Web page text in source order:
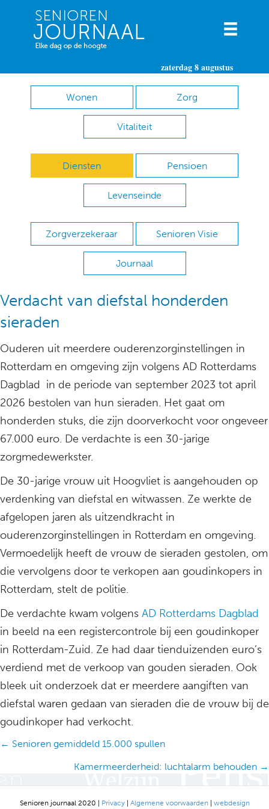
zaterdag 8 augustus
Wonen Zorg
Vitaliteit
Diensten Pensioen
Levenseinde
Zorgverzekeraar Senioren Visie
Journaal
Verdacht van diefstal honderden
sieraden
Ouderen uit meerdere ouderenzorginstellingen in
Rotterdam en omgeving zijn volgens AD Rotterdams
Dagblad in de periode van september 2023 tot april
2026 bestolen van hun sieraden. Het gaat om
honderden stuks, die zijn doorverkocht voor ongeveer
67.000 euro. De verdachte is een 30-jarige
zorgmedewerkster.
De 30-jarige vrouw uit Hoogvliet is aangehouden op
verdenking van diefstal en witwassen. Ze werkte de
afgelopen jaren als uitzendkracht in
ouderenzorginstellingen in Rotterdam en omgeving.
Vermoedelijk heeft de vrouw de sieraden gestolen, om
die vervolgens door te verkopen aan goudinkopers in
Rotterdam, stelt de politie.
De verdachte kwam volgens AD Rotterdams Dagblad
in beeld na een registercontrole bij een goudinkoper
in Rotterdam-Zuid. Ze had daar tienduizenden euro’s
verdiend met de verkoop van gouden sieraden. Ook
bleek uit onderzoek dat er meerdere aangiften van
diefstal waren gedaan van sieraden die de vrouw bij de
goudinkoper had verkocht.
Posts
← Senioren gemiddeld 15.000 spullen
Kamermeerderheid: luchtalarm behouden →
Senioren journaal 2020 | Privacy| Algemene voorwaarden| webdesign